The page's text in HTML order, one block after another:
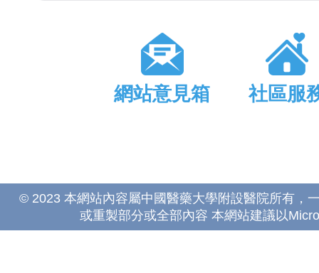
網站意見箱 社區服
© 2023 本網站內容屬中國醫藥大學附設醫院所有，
或重製部分或全部內容 本網站建議以